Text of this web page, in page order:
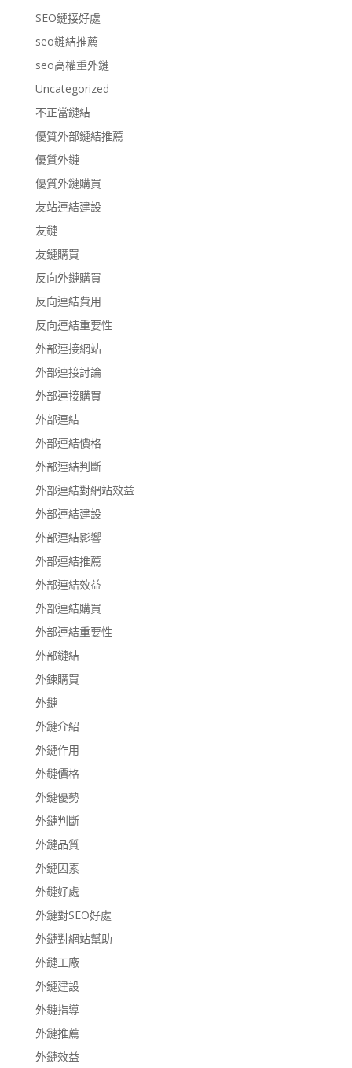
SEO鏈接好處
seo鏈結推薦
seo高權重外鏈
Uncategorized
不正當鏈結
優質外部鏈結推薦
優質外鏈
優質外鏈購買
友站連結建設
友鏈
友鏈購買
反向外鏈購買
反向連結費用
反向連結重要性
外部連接網站
外部連接討論
外部連接購買
外部連結
外部連結價格
外部連結判斷
外部連結對網站效益
外部連結建設
外部連結影響
外部連結推薦
外部連結效益
外部連結購買
外部連結重要性
外部鏈結
外鍊購買
外鏈
外鏈介紹
外鏈作用
外鏈價格
外鏈優勢
外鏈判斷
外鏈品質
外鏈因素
外鏈好處
外鏈對SEO好處
外鏈對網站幫助
外鏈工廠
外鏈建設
外鏈指導
外鏈推薦
外鏈效益